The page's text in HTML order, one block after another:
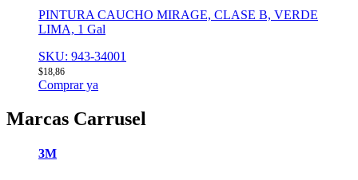
PINTURA CAUCHO MIRAGE, CLASE B, VERDE
LIMA, 1 Gal
SKU: 943-34001
$18,86
Comprar ya
Marcas Carrusel
3M